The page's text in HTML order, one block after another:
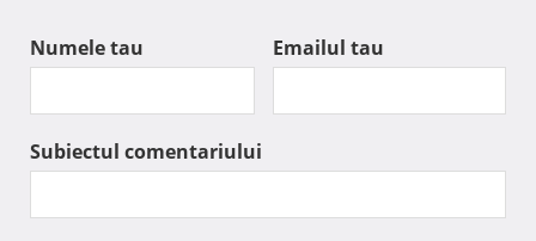
Numele tau Emailul tau
Subiectul comentariului